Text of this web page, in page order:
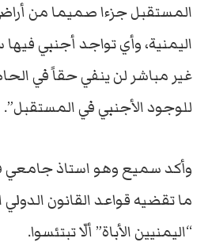
المستقبل جزءا صميما من
اليمنية، وأي تواجد أجنبي فيها
غير مباشر لن ينفي حقاً في
للوجود الأجنبي في المستقبل”.
وأكد سميع وهو استاذ جامعي
ما تقضيه قواعد القانون الدولي
“اليمنيين الأباة” ألّا تبتئسوا.